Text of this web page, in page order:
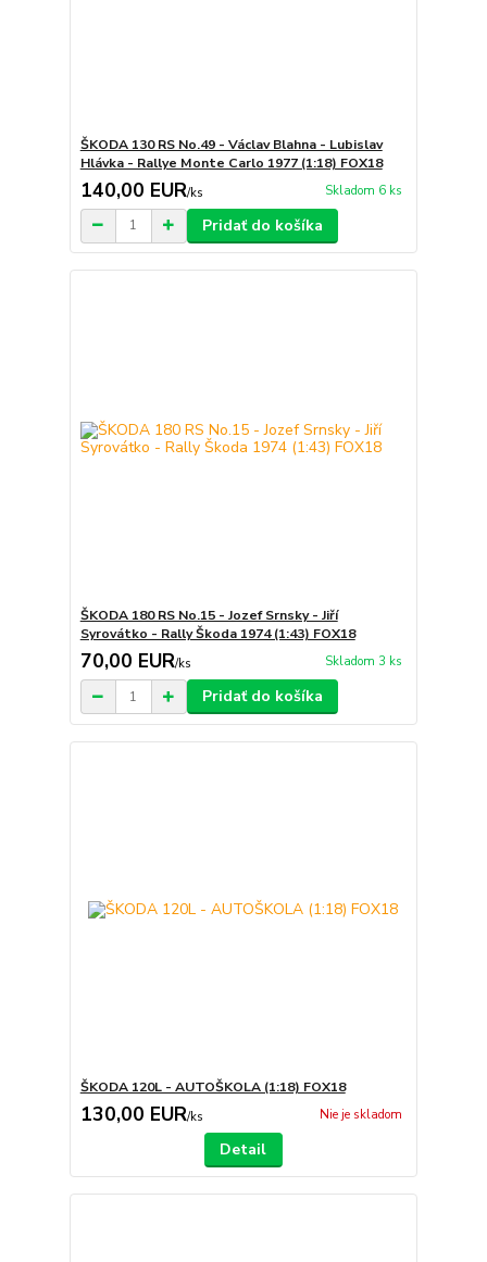
ŠKODA 130 RS No.49 - Václav Blahna - Lubislav
Hlávka - Rallye Monte Carlo 1977 (1:18) FOX18
140,00 EUR/ks Skladom 6 ks
Pridať do košíka
ŠKODA 180 RS No.15 - Jozef Srnsky - Jiří
Syrovátko - Rally Škoda 1974 (1:43) FOX18
70,00 EUR/ks Skladom 3 ks
Pridať do košíka
ŠKODA 120L - AUTOŠKOLA (1:18) FOX18
130,00 EUR/ks Nie je skladom
Detail